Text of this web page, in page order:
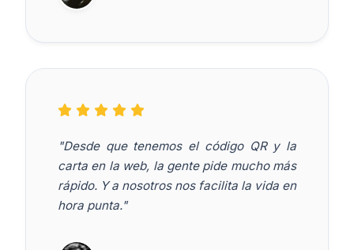
"Desde que tenemos el código QR y la
carta en la web, la gente pide mucho más
rápido. Y a nosotros nos facilita la vida en
hora punta."